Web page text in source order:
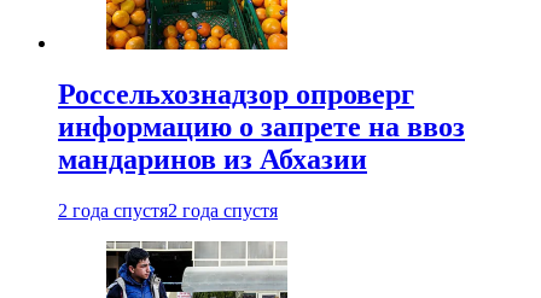
Россельхознадзор опроверг
информацию о запрете на ввоз
мандаринов из Абхазии
2 года спустя2 года спустя